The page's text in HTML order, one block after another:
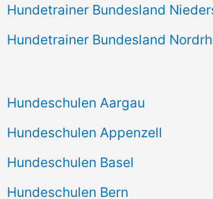
Hundetrainer Bundesland
Hundetrainer Bundesland
Hundeschulen Aargau
Hundeschulen Appenzell
Hundeschulen Basel
Hundeschulen Bern